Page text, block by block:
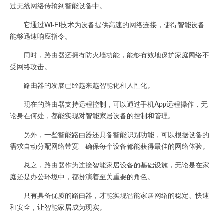
过无线网络传输到智能设备中。
它通过Wi-Fi技术为设备提供高速的网络连接，使得智能设备
能够迅速响应指令。
同时，路由器还拥有防火墙功能，能够有效地保护家庭网络不
受网络攻击。
路由器的发展已经越来越智能化和人性化。
现在的路由器支持远程控制，可以通过手机App远程操作，无
论身在何处，都能实现对智能家居设备的控制和管理。
另外，一些智能路由器还具备智能识别功能，可以根据设备的
需求自动分配网络带宽，确保每个设备都能获得最佳的网络体验。
总之，路由器作为连接智能家居设备的基础设施，无论是在家
庭还是办公环境中，都扮演着至关重要的角色。
只有具备优质的路由器，才能实现智能家居网络的稳定、快速
和安全，让智能家居成为现实。